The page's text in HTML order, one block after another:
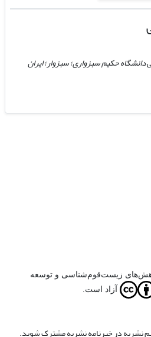
حکیم سبزواری؛ سبزوار؛ ایران
زیست‌قوم‌شناسی و توسعه
آزاد است.
نشریه در خبرنامه نشریه مشترک شوید.